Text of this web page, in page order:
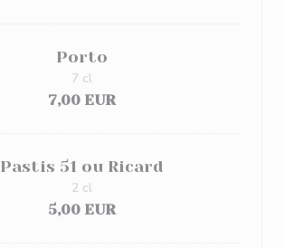
Porto
7,00 EUR
7 cl
Pastis 51 ou Ricard
5,00 EUR
2 cl